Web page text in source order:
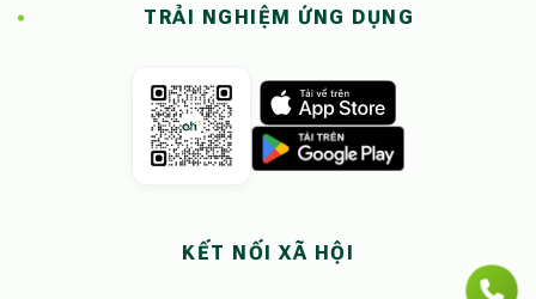
TRẢI NGHIỆM ỨNG DỤNG
KẾT NỐI XÃ HỘI